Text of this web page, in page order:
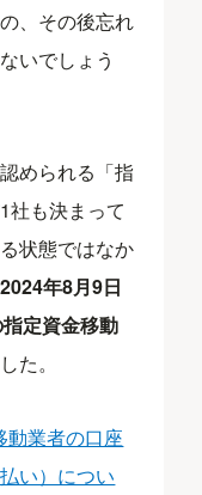
、その後忘れ
いでしょう
められる「指
社も決まって
状態ではなか
2024年8月9日
定資金移動
た。
動業者の口座
い）につい